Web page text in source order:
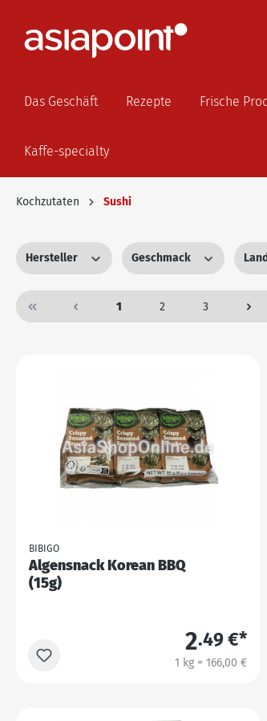
Das Geschäft Rezepte Frische
Kaffe-specialty
Kochzutaten Sushi
Hersteller Geschmack
1 2 3
BIBIGO
Algensnack Korean BBQ
(15g)
2.49 €*
1 kg = 166,00 €